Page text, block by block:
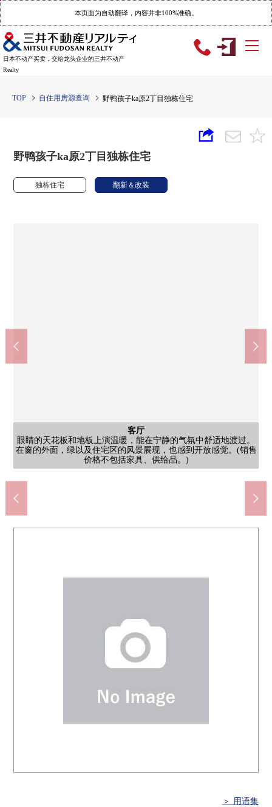
本页面为自动翻译，内容并非100%准确。
日本不动产买卖，交给龙头企业的三井不动产
Realty
TOP 自住用房源查询 野鸭孩子ka原2丁目独栋住宅
野鸭孩子ka原2丁目独栋住宅
独栋住宅 翻新＆改装
客厅
眼睛的天花板和地板上演温暖，能在宁静的气氛中舒适地渡过。
在窗的外面，绿以及住宅区的风景展现，也感到开放感觉。(销售
价格不包括家具、供给品。)
外观
1楼部分是车库和门口路径，并且爬楼梯的话住房空间伸展。阳台
以及木露台被设定。
客厅
面向朝南的大的窗和阳台。木纹的天花板和地板让感到温暖，日
中，自然光充分插进去。(销售价格不包括家具、供给品。)
厨房
大的窗明亮地照亮手头，一边也烹调以及要洗的东西的时候感到
外面的风景，一边能工作。上下的收纳充实，一下子也切烹调器
具以及餐具，整理。(销售价格不包括家具、供给品。)
公共汽车
自然光从大的窗插进去。以木纹风格的重音面板和白为基调的装
修正上演安定和干净的感。是宽松的浴缸把脚加长，能舒畅的尺
寸感觉。
厕所
是被在纵向比横向长的空间设立的1楼厕所。为内部有稍大一点的
窗，自然光结实地插进去日中明亮地是有清洁感的气氛。虽然用
以白为基调的瓷砖风格简单可是墙是成熟稳重的印象。
厕所
是有窗的2楼厕所空间。对墙，有凹凸的Whytcross被给予，被感到
干净的感和明亮。从内部的窗进入自然光，日中，也能无照明而
确保足够的明亮。
西式房间
是约9.0张塌塌米西式房间。为从面向阳台的扫出窗，进入舒服的
风，与隔壁的建筑物的距离被确保有开放感觉。木纹风格的地板
让感到温暖。
室内
是储藏室。从面向阳台的扫出窗，蓝天和绿扩大，能享受有开放
感觉的风景。木纹风格的地板和白色的墙日中把自然光充分拿进
来，上演舒服的空间。
收纳
同有窗的2楼9张塌塌米西式房间邻接的步入式衣帽间。为自然光
插进去也衣服以及小东西的进出时明亮地舒适。可动的搁板和衣
架管子被设置。
西式房间
是绿丰富的风景从大的窗展现的约6.5张塌塌米西式房间。自然光
充分插进去，不使用照明而日中有能渡过的明亮。木纹风格的地
板和淡薄的墙颜色上演宁静的气氛。
西式房间
是按照约6.5张塌塌米西式房间的东西不同的角度。壁面的壁橱有
收纳力，能和感觉清醒整理衣服以及生活用品。
西式房间
是约6.0张塌塌米西式房间。为从窗，富裕的绿扩大，自然光充分
插进去也能无照明而明亮地渡过日中。木纹风格的地板和成熟稳
重的色调的墙调和。
室内
是按照室内约6.0张塌塌米西式房间的东西不同的角度。木纹风格
的壁橱和门印象深刻，并且从窗进入自然光，是亮的空间，并且
能渡过日中。为收纳充实衣服以及小东西也被和感觉清醒整理。
日式房间
柔软的自然光从拉门窗插进去。在畳铺设的地板，脚感觉舒服，
并且成熟稳重的木纹的天花板和柱子在空间带来温暖。
日式房间
是按照日式房间的东西不同的角度。隔扇的有个性的花纹正在空
间提高重音。白壁和成熟稳重的木纹的天花板调和，一边感到和
睦的趣味，一边明亮地是开放性的印象。
收纳
是1楼收纳。有纵深的存储空间被在木纹的地板和天花板，绿色的
瓷砖的墙印象深刻的空间设立。左侧的壁橱有搁板，并且右侧有
有个性的单调花纹的拉门。
风景
是来自朝南的阳台的风景。为在前面排列低层住宅，夹着道路，
视界打开能享受能到空的扩大和远处的山脉瞭望的开放性的风
景。
其他
是木露台。木制的格子栅栏被设立，是一边观察外面的绿，一边
能放松的空间。在朝南阳光充足，并且是也容易作为园艺以及微
小的户外生活灵活运用的印象。
＞ 用语集